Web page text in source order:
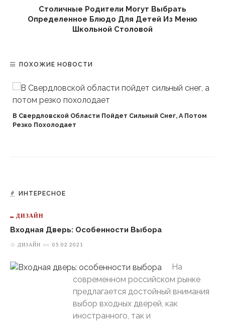
Столичные Родители Могут Выбрать
Определенное Блюдо Для Детей Из Меню
Школьной Столовой
ПОХОЖИЕ НОВОСТИ
В Свердловской Области Пойдет Сильный Снег, А Потом
Резко Похолодает
ИНТЕРЕСНОЕ
ДИЗАЙН
Входная Дверь: Особенности Выбора
ДИЗАЙН on 05.02.2021
На
современном российском рынке
предлагается достойный внимания
выбор входных дверей, как
иностранного, так и